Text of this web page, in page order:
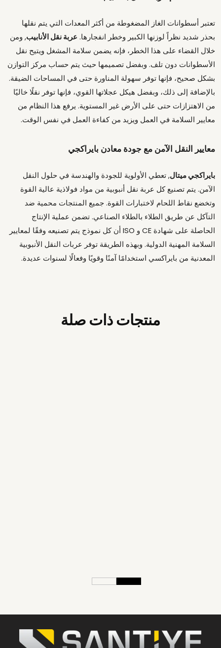
تعتبر أسطوانات الغاز المضغوطة من أكثر المعدات التي يتم نقلها
بحذر شديد نظراً لوزنها الكبير وخطر انفجارها. عربة نقل الأنابيب, ومن
خلال القضاء على هذا الخطر، فإنه يضمن سلامة المشغل ويتيح نقل
الأسطوانات دون تلف. وبفضل تصميمها حيث يتم حساب مركز التوازن
بشكل صحيح، فإنها توفر سهولة المناورة حتى في المساحات الضيقة.
بالإضافة إلى ذلك، وبفضل هيكل عجلاتها القوي، فإنها توفر نقلًا خاليًا
من الاهتزازات حتى على الأرض غير المستوية. يرفع هذا النظام من
معايير السلامة في العمل ويزيد من كفاءة العمل في نفس الوقت.
معايير النقل الآمن مع جودة معادن بايراكجي
بايراكجي ميتال, تعطي الأولوية للجودة والهندسة في حلول النقل
الآمن. يتم تصنيع كل عربة نقل أنبوبية من مواد فولاذية عالية القوة
وتخضع نقاط اللحام لاختبارات القوة. جميع المنتجات محمية ضد
التآكل عن طريق الطلاء بالطلاء الصناعي. تضمن عملية الإنتاج
الحاصلة على شهادة CE و ISO أن كل نموذج يتم تصنيعه وفقًا لمعايير
السلامة المهنية الدولية. وبهذه الطريقة توفر عربات النقل الأنبوبية
المعدنية من بايراكسي استخدامًا آمنًا وقويًا وفعالًا لسنوات عديدة.
منتجات ذات صلة